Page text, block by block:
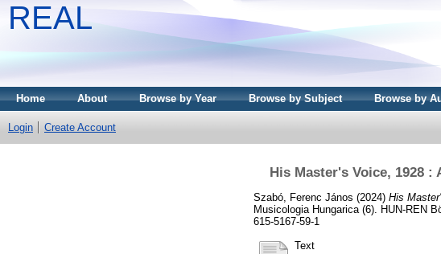
REAL
Home About Browse by Year Browse by Subject Browse by
Login Create Account
His Master's Voice, 1928
Szabó, Ferenc János (2024) His
Musicologia Hungarica (6). HUN-REN
615-5167-59-1
Text